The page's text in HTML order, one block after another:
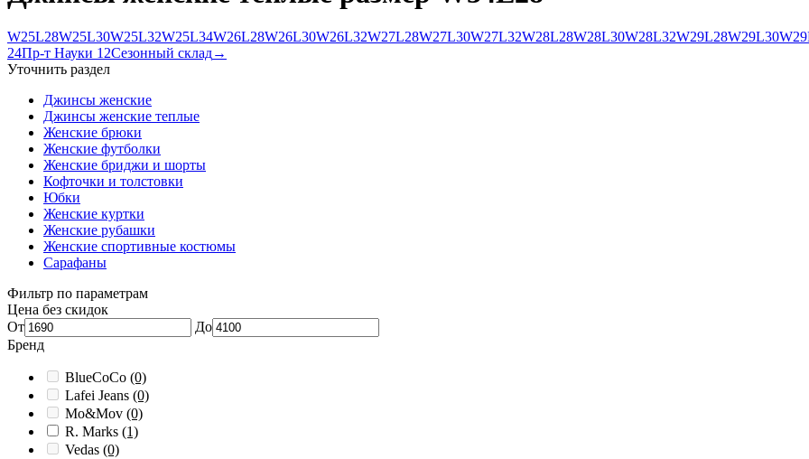
W25L28W25L30W25L32W25L34W26L28W26L30W26L32W27L28W27L30W27L32W28L28W28L30W28L32W29L28W29L30
24Пр-т Науки 12Сезонный склад→
Уточнить раздел
Джинсы женские
Джинсы женские теплые
Женские брюки
Женские футболки
Женские бриджи и шорты
Кофточки и толстовки
Юбки
Женские куртки
Женские рубашки
Женские спортивные костюмы
Сарафаны
Фильтр по параметрам
Цена без скидок
От
До
Бренд
BlueCoCo (0)
Lafei Jeans (0)
Mo&Mov (0)
R. Marks (1)
Vedas (0)